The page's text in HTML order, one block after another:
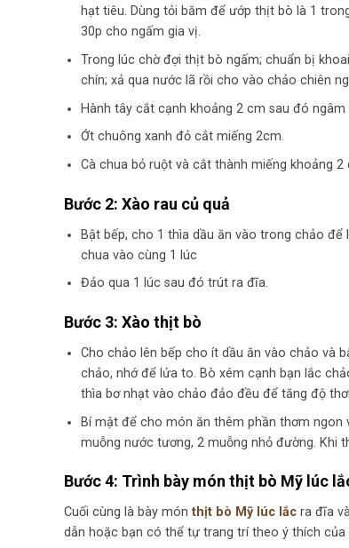
hạt tiêu. Dùng tỏi băm để ướp thịt bò là 1
30p cho ngấm gia vị.
Trong lúc chờ đợi thịt bò ngấm; chuẩn bị
chín; xả qua nước lã rồi cho vào chảo chiên
Hành tây cắt cạnh khoảng 2 cm sau đó ngâm
Ớt chuông xanh đỏ cắt miếng 2cm.
Cà chua bỏ ruột và cắt thành miếng khoảng 2
Bước 2: Xào rau củ quả
Bật bếp, cho 1 thìa dầu ăn vào trong chảo
chua vào cùng 1 lúc
Đảo qua 1 lúc sau đó trút ra đĩa.
Bước 3: Xào thịt bò
Cho chảo lên bếp cho ít dầu ăn vào chảo và
chảo, nhớ để lửa to. Bò xém cạnh bạn lắc
thìa bơ nhạt vào chảo đảo đều để tăng độ
Bí mật để cho món ăn thêm phần thơm ngon
muỗng nước tương, 2 muỗng nhỏ đường. Khi
Bước 4: Trình bày món thịt bò Mỹ lúc
Cuối cùng là bày món thịt bò Mỹ lúc lắc ra đĩa
dẫn hoặc bạn có thể tự trang trí theo ý thích của